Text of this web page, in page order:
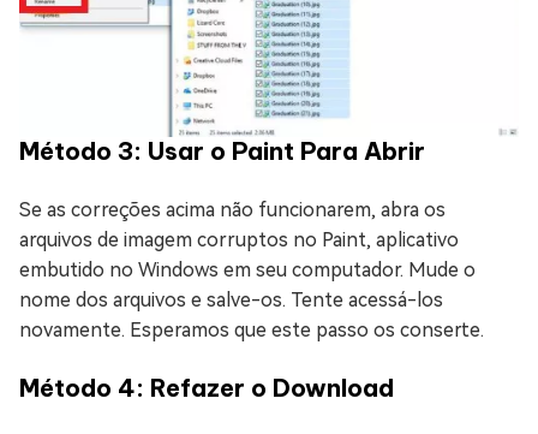
Método 3: Usar o Paint Para Abrir
Se as correções acima não funcionarem, abra os
arquivos de imagem corruptos no Paint, aplicativo
embutido no Windows em seu computador. Mude o
nome dos arquivos e salve-os. Tente acessá-los
novamente. Esperamos que este passo os conserte.
Método 4: Refazer o Download